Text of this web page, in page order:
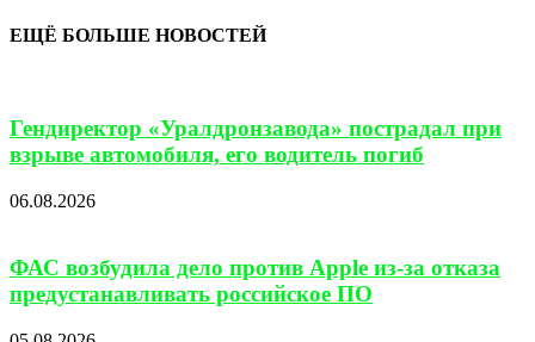
ЕЩЁ БОЛЬШЕ НОВОСТЕЙ
Гендиректор «Уралдронзавода» пострадал при
взрыве автомобиля, его водитель погиб
06.08.2026
ФАС возбудила дело против Apple из-за отказа
предустанавливать российское ПО